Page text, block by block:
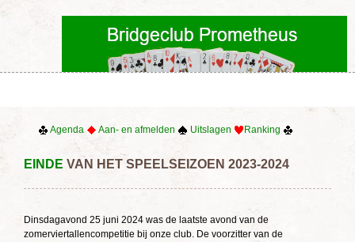
Agenda Aan- en afmelden Uitslagen Ranking
EINDE VAN HET SPEELSEIZOEN 2023-2024
Dinsdagavond 25 juni 2024 was de laatste avond van de
zomerviertallencompetitie bij onze club. De voorzitter van de